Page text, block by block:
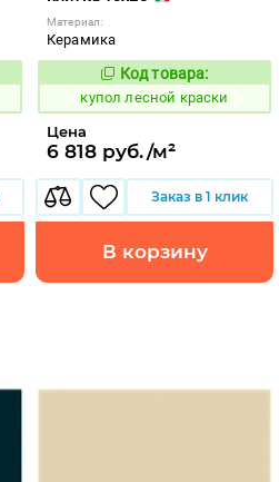
Материал:
Керамика
849539
Код товара:
купол лесной краски
Цена
6 818 руб./м²
Заказ в 1 клик
В корзину